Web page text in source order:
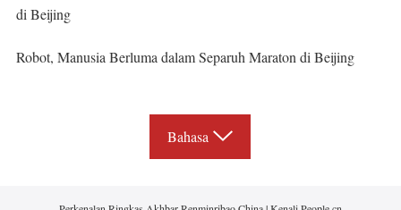
di Beijing
Robot, Manusia Berluma dalam Separuh Maraton di Beijing
Bahasa